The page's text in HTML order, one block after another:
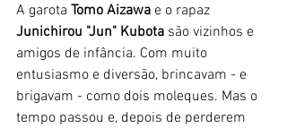
A garota Tomo Aizawa e o rapaz
Junichirou "Jun" Kubota são vizinhos e
amigos de infância. Com muito
entusiasmo e diversão, brincavam - e
brigavam - como dois moleques. Mas o
tempo passou e, depois de perderem